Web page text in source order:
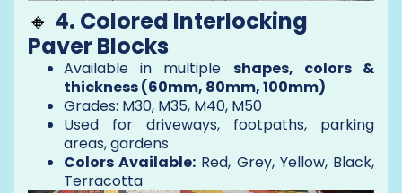
🔸 4. Colored Interlocking
Paver Blocks
Available in multiple shapes, colors &
thickness (60mm, 80mm, 100mm)
Grades: M30, M35, M40, M50
Used for driveways, footpaths, parking
areas, gardens
Colors Available: Red, Grey, Yellow, Black,
Terracotta